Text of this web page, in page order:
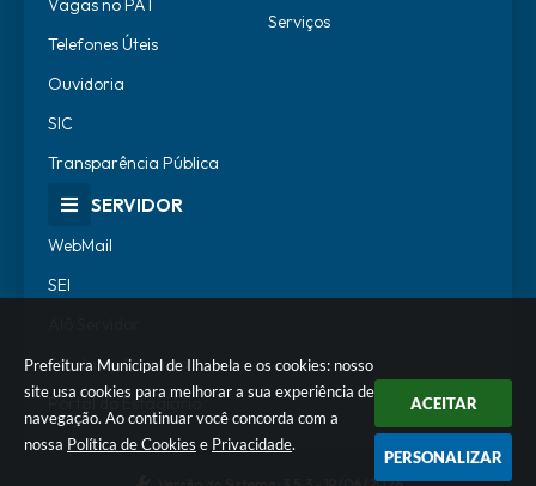
Prefeitura Municipal de Ilhabela e os cookies: nosso
site usa cookies para melhorar a sua experiência de
navegação. Ao continuar você concorda com a
nossa Política de Cookies e Privacidade.
ACEITAR
PERSONALIZAR
Vagas no PAT
Telefones Úteis
Ouvidoria
SIC
Transparência Pública
Serviços
SERVIDOR
WebMail
SEI
Escola de Governo
Portal do Estagiário